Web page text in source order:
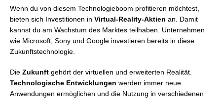
Wenn du von diesem Technologieboom profitieren möchtest,
bieten sich Investitionen in Virtual-Reality-Aktien an. Damit
kannst du am Wachstum des Marktes teilhaben. Unternehmen
wie Microsoft, Sony und Google investieren bereits in diese
Zukunftstechnologie.
Die Zukunft gehört der virtuellen und erweiterten Realität.
Technologische Entwicklungen werden immer neue
Anwendungen ermöglichen und die Nutzung in verschiedenen